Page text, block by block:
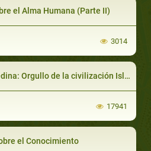
el Alma Humana (Parte II)
3014
Islámica. Por el Sr. Mohammad Massad Ruby
17941
el Conocimiento